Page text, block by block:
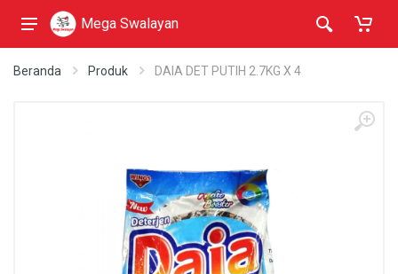
Mega Swalayan
Beranda Produk DAIA DET PUTIH 2.7KG X 4